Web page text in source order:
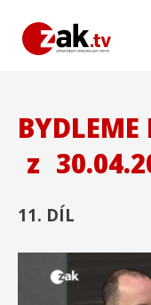
BYDLEME
z
11. DÍL